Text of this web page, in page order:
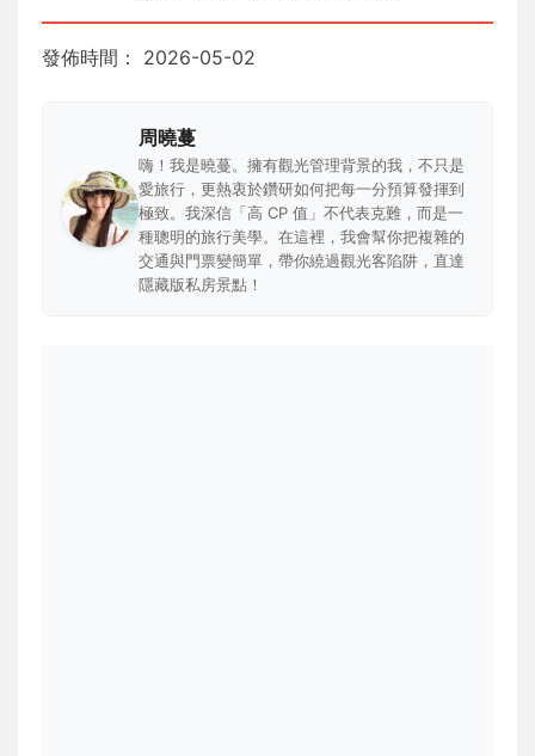
發佈時間： 2026-05-02
周曉蔓
嗨！我是曉蔓。擁有觀光管理背景的我，不只是
愛旅行，更熱衷於鑽研如何把每一分預算發揮到
極致。我深信「高 CP 值」不代表克難，而是一
種聰明的旅行美學。在這裡，我會幫你把複雜的
交通與門票變簡單，帶你繞過觀光客陷阱，直達
隱藏版私房景點！